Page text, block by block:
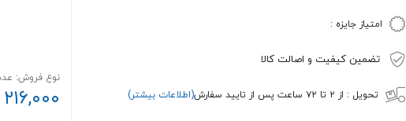
امتیاز جایزه :
تضمین کیفیت و اصالت کالا
تحویل : از ۲ تا ۷۲ ساعت پس از تایید سفارش (اطلاعات بیشتر)
نوع فروش:
۲۱۶,۰۰۰ تومان